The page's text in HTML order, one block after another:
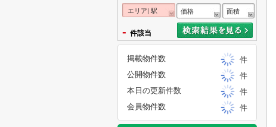
エリア| 駅 価格 面積
- 件該当
掲載物件数
件
公開物件数
件
本日の更新件数
件
会員物件数
件